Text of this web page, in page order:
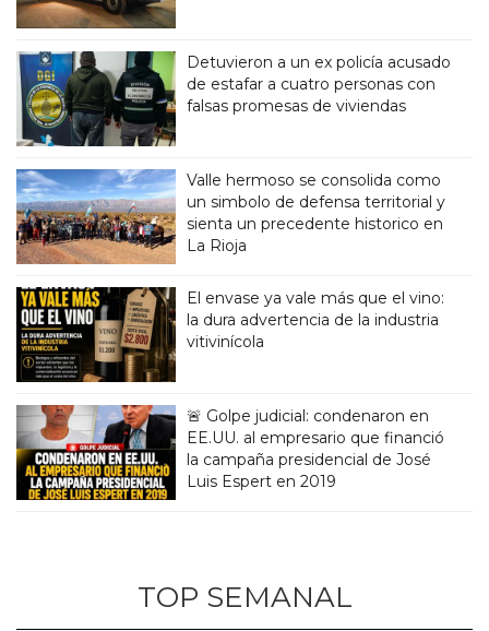
Detuvieron a un ex policía acusado
de estafar a cuatro personas con
falsas promesas de viviendas
Valle hermoso se consolida como
un simbolo de defensa territorial y
sienta un precedente historico en
La Rioja
El envase ya vale más que el vino:
la dura advertencia de la industria
vitivinícola
🚨 Golpe judicial: condenaron en
EE.UU. al empresario que financió
la campaña presidencial de José
Luis Espert en 2019
TOP SEMANAL